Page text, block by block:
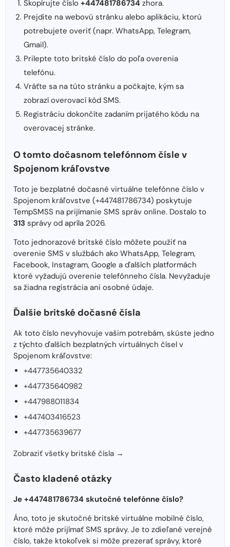
Skopírujte číslo +447481786734 zhora.
Prejdite na webovú stránku alebo aplikáciu, ktorú
potrebujete overiť (napr. WhatsApp, Telegram,
Gmail).
Prilepte toto britské číslo do poľa overenia
telefónu.
Vráťte sa na túto stránku a počkajte, kým sa
zobrazí overovací kód SMS.
Registráciu dokončíte zadaním prijatého kódu na
overovacej stránke.
O tomto dočasnom telefónnom čísle v
Spojenom kráľovstve
Toto je bezplatné dočasné virtuálne telefónne číslo v
Spojenom kráľovstve (+447481786734) poskytuje
TempSMSS na prijímanie SMS správ online. Dostalo to
313 správy od apríla 2026.
Toto jednorazové britské číslo môžete použiť na
overenie SMS v službách ako WhatsApp, Telegram,
Facebook, Instagram, Google a ďalších platformách
ktoré vyžadujú overenie telefónneho čísla. Nevyžaduje
sa žiadna registrácia ani osobné údaje.
Ďalšie britské dočasné čísla
Ak toto číslo nevyhovuje vašim potrebám, skúste jedno
z týchto ďalších bezplatných virtuálnych čísel v
Spojenom kráľovstve:
+447735640332
+447735640982
+447988011834
+447403416523
+447735639677
Zobraziť všetky britské čísla →
Často kladené otázky
Je +447481786734 skutočné telefónne číslo?
Áno, toto je skutočné britské virtuálne mobilné číslo,
ktoré môže prijímať SMS správy. Je to zdieľané verejné
číslo, takže ktokoľvek si môže prezerať správy, ktoré